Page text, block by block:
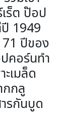
ร็ต ป๊อป
1949
71 ปีของ
คอร์นทำ
เมล็ด
กกลู
รกันบูด